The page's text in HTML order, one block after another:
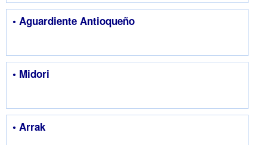
• Aguardiente Antioqueño
• Midori
• Arrak